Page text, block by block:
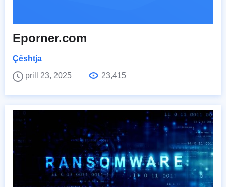
Eporner.com
Çështja
prill 23, 2025
23,415